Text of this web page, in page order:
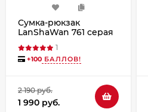
Сумка-рюкзак
LanShaWan 761 серая
1
+100 БАЛЛОВ!
2 190 руб.
1 990 руб.